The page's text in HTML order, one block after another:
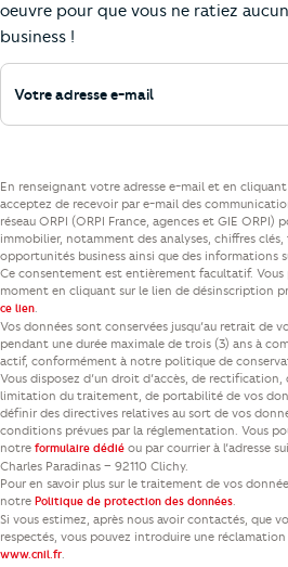
oeuvre pour que vous ne ratiez
business !
Votre adresse e-mail
En renseignant votre adresse e-mail et en cliquant
acceptez de recevoir par e-mail des
réseau ORPI (ORPI France, agences et GIE ORPI)
immobilier, notamment des analyses, chiffres clés,
opportunités business ainsi que des informations
Ce consentement est entièrement facultatif.
moment en cliquant sur le lien de désinscription
ce lien.
Vos données sont conservées jusqu’au retrait de
pendant une durée maximale de trois (3) ans à
actif, conformément à notre politique de
Vous disposez d’un droit d’accès, de rectification,
limitation du traitement, de portabilité de vos
définir des directives relatives au sort de vos
conditions prévues par la réglementation. Vous
notre formulaire dédié ou par courrier à l’adresse
Charles Paradinas – 92110 Clichy.
Pour en savoir plus sur le traitement de vos
notre Politique de protection des données.
Si vous estimez, après nous avoir contactés, que
respectés, vous pouvez introduire une réclamation
www.cnil.fr.